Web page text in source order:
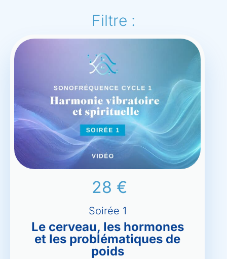
Filtre :
28 €
Soirée 1
Le cerveau, les hormones
et les problématiques de
poids